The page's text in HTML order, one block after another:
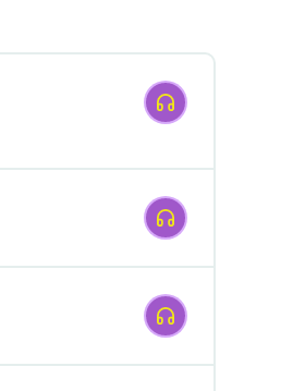
Afspelen
Afspelen
Afspelen